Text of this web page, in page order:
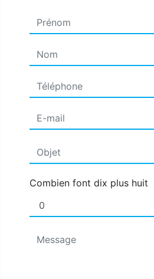
Combien font dix plus huit